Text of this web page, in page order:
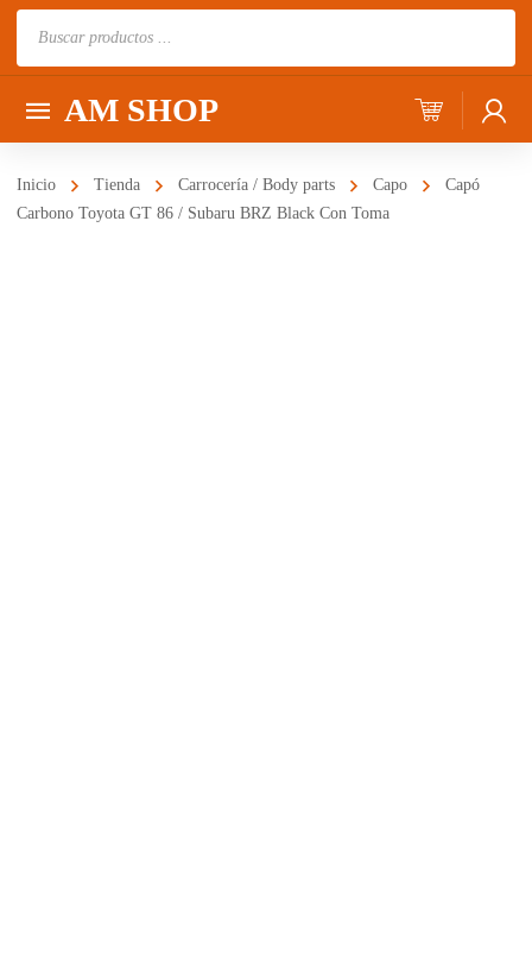
AM SHOP
Inicio Tienda Carrocería / Body parts Capo
Capó
Carbono Toyota GT 86 / Subaru BRZ Black Con Toma